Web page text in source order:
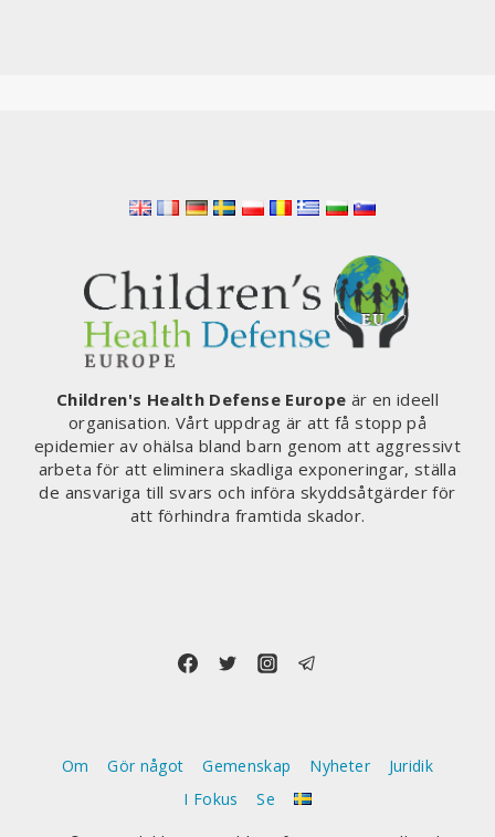
Children's Health Defense Europe är en ideell
organisation. Vårt uppdrag är att få stopp på
epidemier av ohälsa bland barn genom att aggressivt
arbeta för att eliminera skadliga exponeringar, ställa
de ansvariga till svars och införa skyddsåtgärder för
att förhindra framtida skador.
Om Gör något Gemenskap Nyheter
Juridik
I Fokus
Se